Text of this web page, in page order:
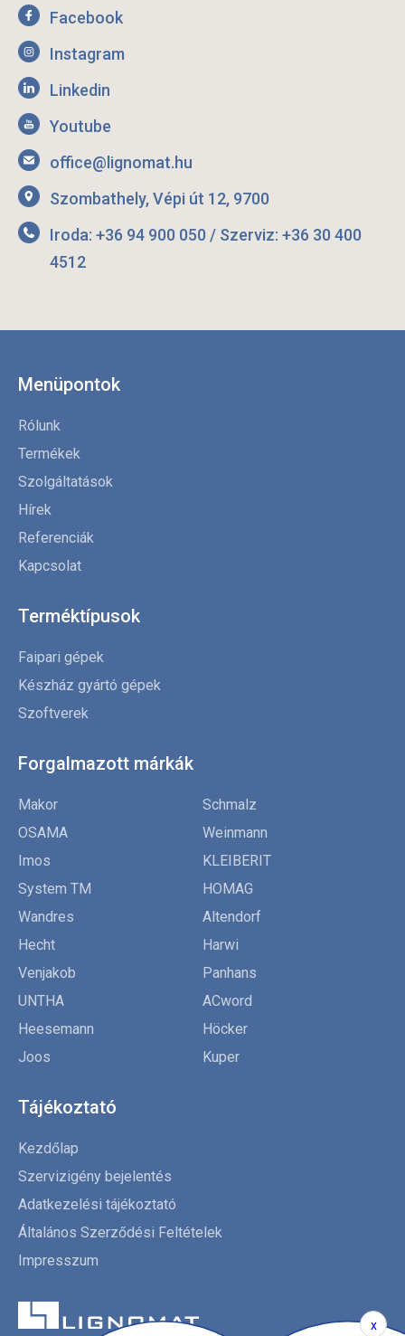
Facebook
Instagram
Linkedin
Youtube
office@lignomat.hu
Szombathely, Vépi út 12, 9700
Iroda: +36 94 900 050 / Szerviz: +36 30 400
4512
Menüpontok
Rólunk
Termékek
Szolgáltatások
Hírek
Referenciák
Kapcsolat
Terméktípusok
Faipari gépek
Készház gyártó gépek
Szoftverek
Forgalmazott márkák
Makor
Schmalz
OSAMA
Weinmann
Imos
KLEIBERIT
System TM
HOMAG
Wandres
Altendorf
Hecht
Harwi
Venjakob
Panhans
UNTHA
ACword
Heesemann
Höcker
Joos
Kuper
Tájékoztató
Kezdőlap
Szervizigény bejelentés
Adatkezelési tájékoztató
Általános Szerződési Feltételek
Impresszum
x